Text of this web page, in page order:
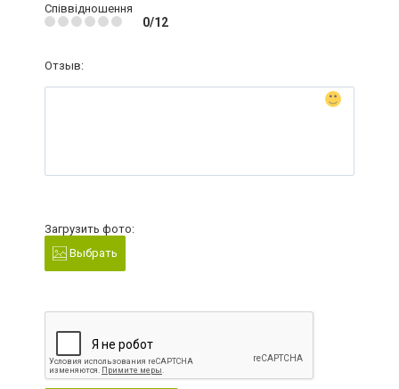
Співвідношення
0/12
Отзыв:
Загрузить фото:
Выбрать